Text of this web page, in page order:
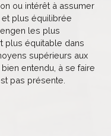
ou intérêt à assumer
plus équilibrée
les plus
plus équitable dans
supérieurs aux
entendu, à se faire
pas présente.